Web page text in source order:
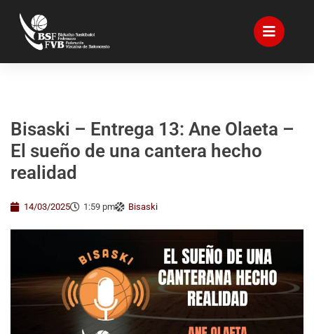
Bisaski – Entrega 13: Ane Olaeta –
El sueño de una cantera hecho
realidad
14/03/2025 1:59 pm Bisaski